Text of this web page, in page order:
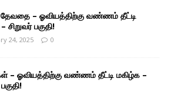
தேவதை – ஓவியத்திற்கு வண்ணம் தீட்டி
சிறுவர் பகுதி!
24, 2025 0
– ஓவியத்திற்கு வண்ணம் தீட்டி மகிழ்க –